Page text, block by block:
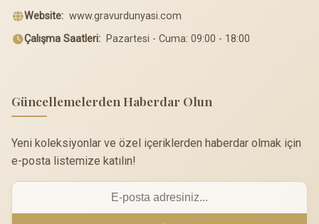
Website: www.gravurdunyasi.com
Çalışma Saatleri: Pazartesi - Cuma: 09:00 - 18:00
Güncellemelerden Haberdar Olun
Yeni koleksiyonlar ve özel içeriklerden haberdar olmak için
e-posta listemize katılın!